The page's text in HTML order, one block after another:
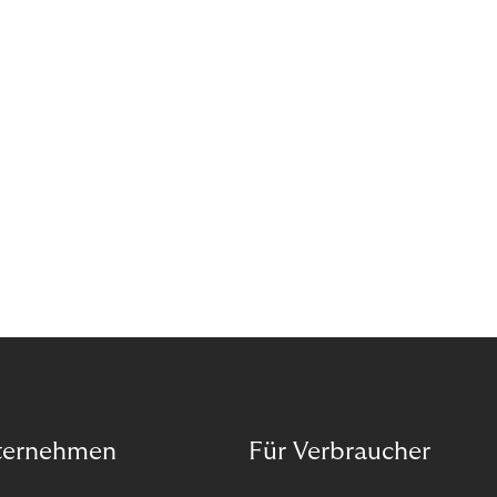
Für Verbraucher